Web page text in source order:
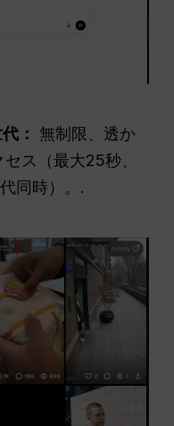
： 無制限、透か
セス（最大25秒、
同時）。.